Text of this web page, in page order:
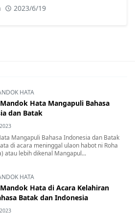
2023/6/19
HATA
Hata Mangapuli Bahasa
dan Batak
Mangapuli Bahasa Indonesia dan Batak
di acara meninggal ulaon habot ni Roha
atau lebih dikenal Mangapul...
HATA
Hata di Acara Kelahiran
Batak dan Indonesia